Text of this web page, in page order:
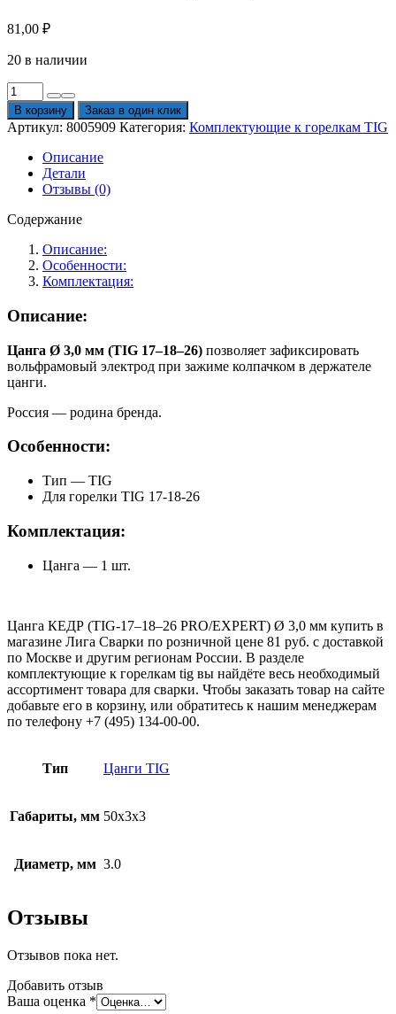
81,00 ₽
20 в наличии
Количество
товара
Цанга
КЕДР
(TIG-
PRO/EXPERT)
В корзину Заказ в один клик
Артикул: 8005909 Категория: Комплектующие к горелкам TIG
Описание
Детали
Отзывы (0)
Содержание
Описание:
Особенности:
Комплектация:
Описание:
Цанга Ø 3,0 мм (TIG 17–18–26) позволяет зафиксировать
вольфрамовый электрод при зажиме колпачком в держателе
цанги.
Россия — родина бренда.
Особенности:
Тип — TIG
Для горелки TIG 17-18-26
Комплектация:
Цанга — 1 шт.
Цанга КЕДР (TIG-17–18–26 PRO/EXPERT) Ø 3,0 мм купить в
магазине Лига Сварки по розничной цене 81 руб. с доставкой
по Москве и другим регионам России. В разделе
комплектующие к горелкам tig вы найдёте весь необходимый
ассортимент товара для сварки. Чтобы заказать товар на сайте
добавьте его в корзину, или обратитесь к нашим менеджерам
по телефону +7 (495) 134-00-00.
Тип Цанги TIG
Габариты, мм 50x3x3
Диаметр, мм 3.0
Отзывы
Отзывов пока нет.
Добавить отзыв
Ваша оценка *